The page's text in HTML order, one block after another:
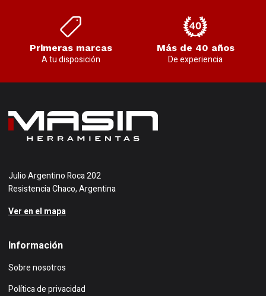
Primeras marcas
A tu disposición
Más de 40 años
De experiencia
Julio Argentino Roca 202
Resistencia Chaco, Argentina
Ver en el mapa
Información
Sobre nosotros
Política de privacidad